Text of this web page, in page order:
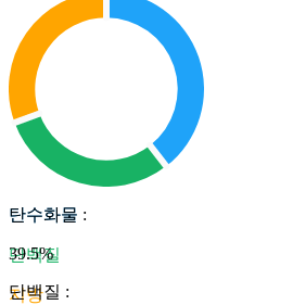
탄수화물
단백질
지방
탄수화물 :
39.5%
단백질 :